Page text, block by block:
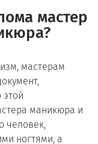
мастер
мастерам
маникюра и
человек,
ногтями, а